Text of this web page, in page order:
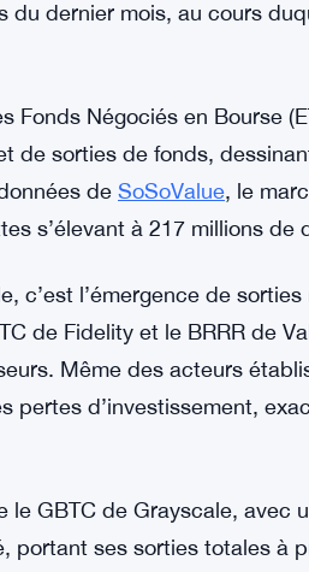
se confirment, Bitcoin
les semaines à venir.
pour naviguer dans la
se négocie autour de
journée. Cette tendance à
Fonds Négociés en Bourse
de sorties de fonds,
de
c’est l’émergence de